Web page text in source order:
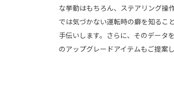
な挙動はもちろん、ステアリング操
では気づかない運転時の癖を知るこ
手伝いします。さらに、そのデータ
のアップグレードアイテムもご提案し